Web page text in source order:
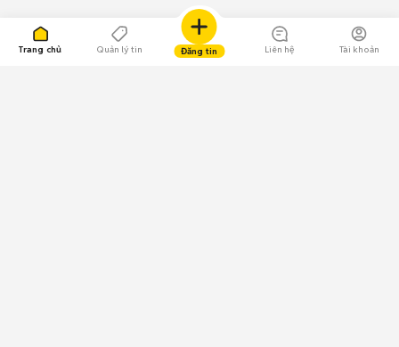
Trang chủ Quản lý tin Đăng tin Liên hệ Tài khoản